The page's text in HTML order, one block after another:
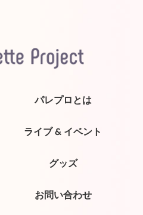
パレプロとは
ライブ & イベント
グッズ
お問い合わせ